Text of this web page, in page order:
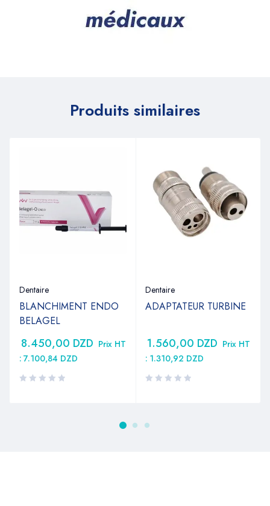
Produits similaires
Dentaire
BLANCHIMENT ENDO
BELAGEL
8.450,00 DZD Prix HT
: 7.100,84 DZD
Dentaire
ADAPTATEUR TURBINE
1.560,00 DZD Prix HT
: 1.310,92 DZD